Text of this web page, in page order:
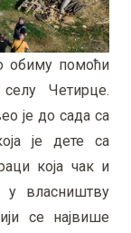
обиму помоћи
Четирце.
је до сада са
је дете са
која чак и
у власништву
се највише